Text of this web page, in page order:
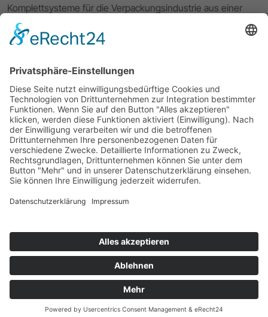
Komplettsysteme für die Verpackungsindustrie aus einer
Hand. Die hauseigene 3D CAD CAM Software VPack®
komplettiert den Workflow von der Entwicklung und dem
Kleinserienproduktion Ihrer Verpackungslösung. Mit
exzellentem Service und 40 Jahren Erfahrung unterstützt
Sie ERPA bei allen Fragen rund um Ihren Workflow.
Impressum Datenschutzerklärung
ERPA Systeme GmbH
Software- und Systemlösungen für die Verpackungsindustrie
Willi-Eichler-Str. 24
Fax:+49 (0)551 789 50-77
info@erpa.de